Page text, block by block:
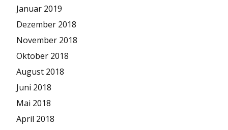
Januar 2019
Dezember 2018
November 2018
Oktober 2018
August 2018
Juni 2018
Mai 2018
April 2018